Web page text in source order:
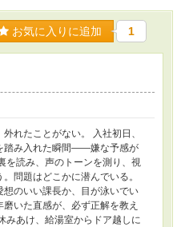
お気に入りに追加 1
れたことがない。 入社初日、
踏み入れた瞬間——嫌な予感が
を読み、声のトーンを測り、視
問題はどこかに潜んでいる。
想のいい課長か、目が泳いでい
いた直感が、必ず正解を教え
みあけ、給湯室からドア越しに